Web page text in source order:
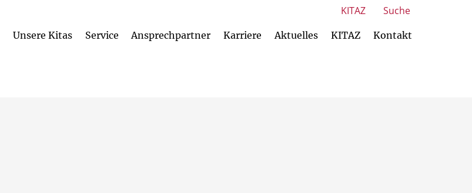
Unsere Kitas Service Ansprechpartner Karriere Aktuelles KITAZ Kontakt
KITAZ Suche